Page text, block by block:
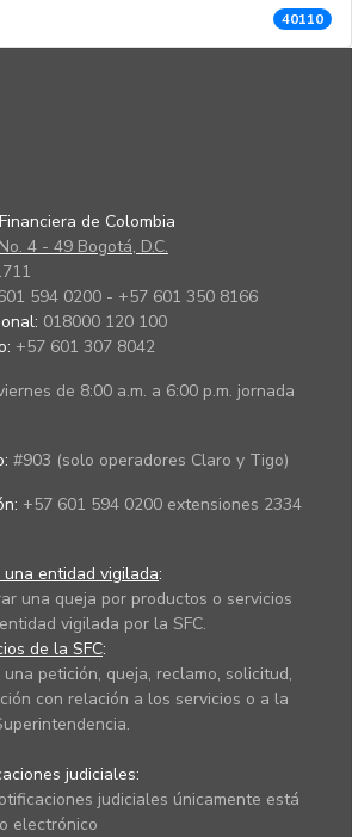
40110
de Colombia
4 - 49 Bogotá, D.C.
594 0200 - +57 601 350 8166
018000 120 100
+57 601 307 8042
de 8:00 a.m. a 6:00 p.m. jornada
#903 (solo operadores Claro y Tigo)
+57 601 594 0200 extensiones 2334
entidad vigilada:
una queja por productos o servicios
vigilada por la SFC.
de la SFC:
petición, queja, reclamo, solicitud,
con relación a los servicios o a la
judiciales:
judiciales únicamente está
electrónico